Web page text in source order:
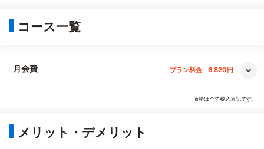
コース一覧
月会費 プラン料金 6,820円
価格は全て税込表記です。
メリット・デメリット